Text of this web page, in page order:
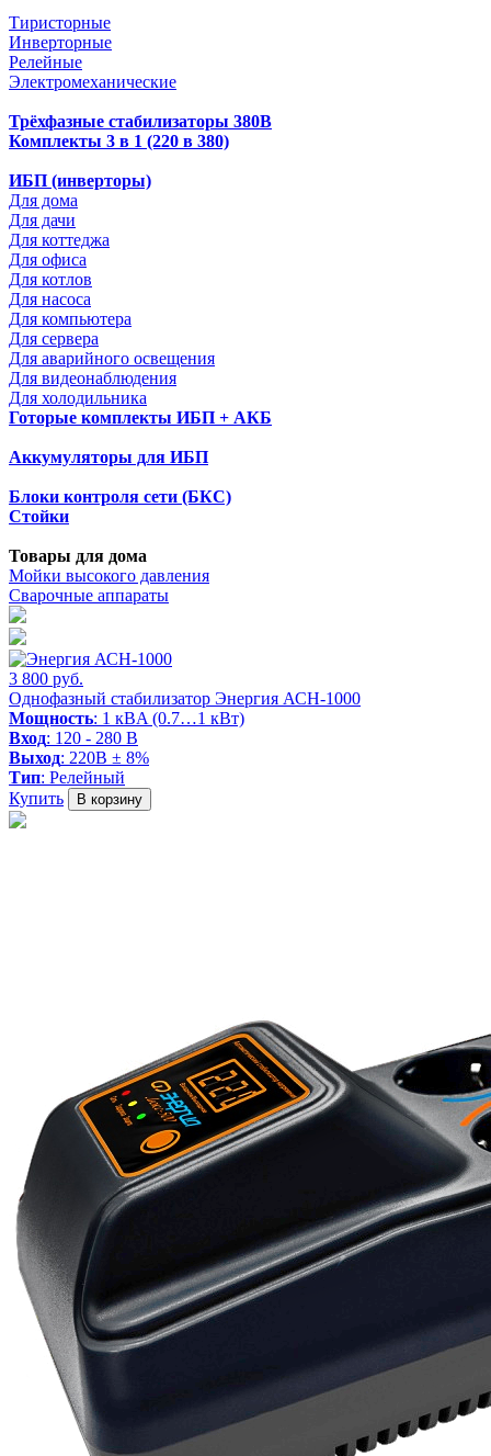
Тиристорные
Инверторные
Релейные
Электромеханические
Трёхфазные стабилизаторы 380В
Комплекты 3 в 1 (220 в 380)
ИБП (инверторы)
Для дома
Для дачи
Для коттеджа
Для офиса
Для котлов
Для насоса
Для компьютера
Для сервера
Для аварийного освещения
Для видеонаблюдения
Для холодильника
Готорые комплекты ИБП + АКБ
Аккумуляторы для ИБП
Блоки контроля сети (БКС)
Стойки
Товары для дома
Мойки высокого давления
Сварочные аппараты
3 800 руб.
Однофазный стабилизатор Энергия АСН-1000
Мощность: 1 кВA (0.7…1 кВт)
Вход: 120 - 280 В
Выход: 220В ± 8%
Тип: Релейный
Купить
В корзину